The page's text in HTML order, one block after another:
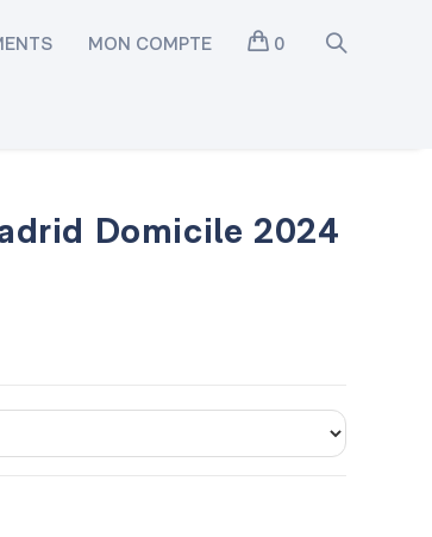
MON COMPTE 0
Domicile 2024